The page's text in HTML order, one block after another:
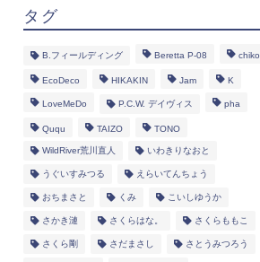
タグ
B.フィールディング Beretta P-08 chiko
EcoDeco HIKAKIN Jam K
LoveMeDo P.C.W. デイヴィス pha
Ququ TAIZO TONO
WildRiver荒川直人 いわきりなおと
うぐいすみつる えらいてんちょう
おちまさと くみ こいしゆうか
さかき漣 さくらはな。 さくらももこ
さくら剛 さだまさし さとうみつろう